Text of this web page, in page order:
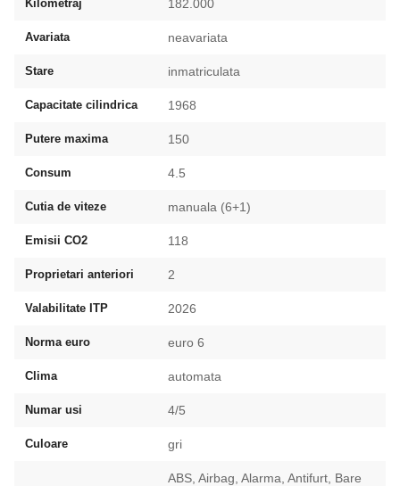
Kilometraj 182.000
Avariata neavariata
Stare inmatriculata
Capacitate cilindrica 1968
Putere maxima 150
Consum 4.5
Cutia de viteze manuala (6+1)
Emisii CO2 118
Proprietari anteriori 2
Valabilitate ITP 2026
Norma euro euro 6
Clima automata
Numar usi 4/5
Culoare gri
ABS, Airbag, Alarma, Antifurt, Bare